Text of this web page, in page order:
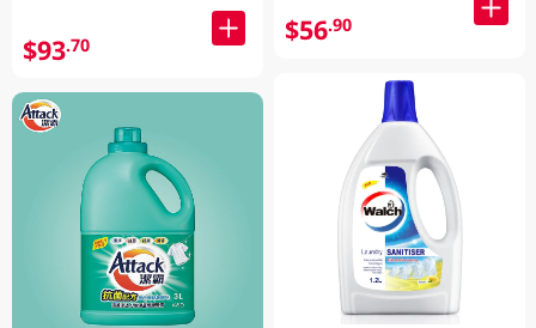
$93.70 $56.90